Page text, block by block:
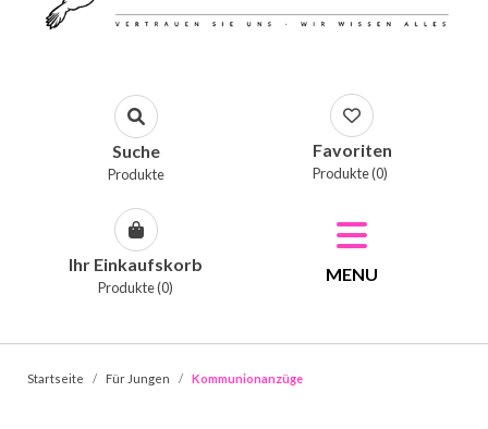
Suche
Produkte
Favoriten
Produkte (0)
Ihr Einkaufskorb
Produkte (0)
MENU
Startseite Für Jungen Kommunionanzüge